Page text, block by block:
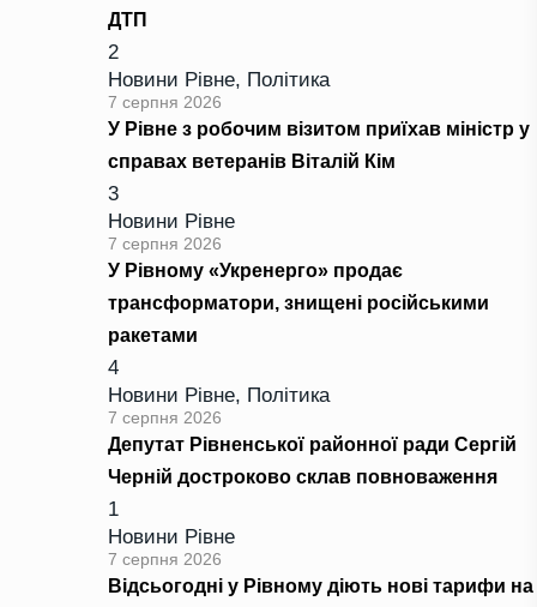
ДТП
2
Новини Рівне, Політика
7 серпня 2026
У Рівне з робочим візитом приїхав міністр у
справах ветеранів Віталій Кім
3
Новини Рівне
7 серпня 2026
У Рівному «Укренерго» продає
трансформатори, знищені російськими
ракетами
4
Новини Рівне, Політика
7 серпня 2026
Депутат Рівненської районної ради Сергій
Черній достроково склав повноваження
1
Новини Рівне
7 серпня 2026
Відсьогодні у Рівному діють нові тарифи на